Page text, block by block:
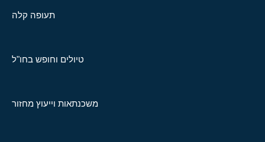
תעופה קלה
טיולים וחופש בחו"ל
משכנתאות וייעוץ מחזור